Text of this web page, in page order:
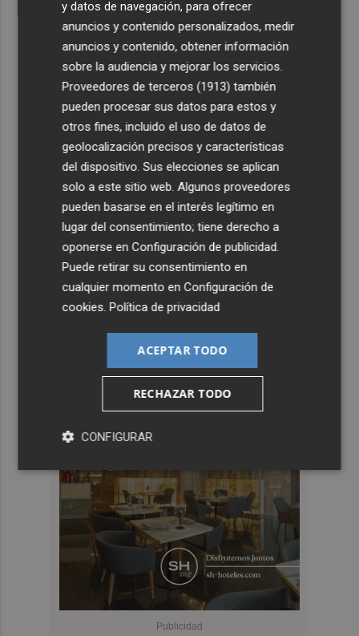
y datos de navegación, para ofrecer
anuncios y contenido personalizados, medir
anuncios y contenido, obtener información
sobre la audiencia y mejorar los servicios.
Proveedores de terceros (1913) también
pueden procesar sus datos para estos y
otros fines, incluido el uso de datos de
geolocalización precisos y características
del dispositivo. Sus elecciones se aplican
solo a este sitio web. Algunos proveedores
pueden basarse en el interés legítimo en
lugar del consentimiento; tiene derecho a
oponerse enConfiguración de publicidad
Puede retirar su consentimiento en
cualquier momento enConfiguración de
cookies .Política de privacidad
ACEPTAR TODO
RECHAZAR TODO
CONFIGURAR